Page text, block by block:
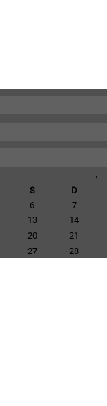
›
S
D
6
7
13
14
20
21
27
28